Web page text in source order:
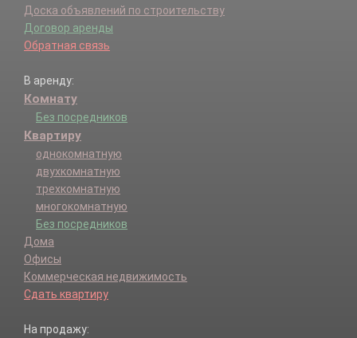
Доска объявлений по строительству
Договор аренды
Обратная связь
В аренду:
Комнату
Без посредников
Квартиру
однокомнатную
двухкомнатную
трехкомнатную
многокомнатную
Без посредников
Дома
Офисы
Коммерческая недвижимость
Сдать квартиру
На продажу: